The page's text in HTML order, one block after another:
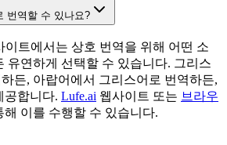
번역할 수 있나요?
이트에서는 상호 번역을 위해 어떤 소
유연하게 선택할 수 있습니다. 그리스
든, 아랍어에서 그리스어로 번역하든,
공합니다. Lufe.ai 웹사이트 또는 브라우
해 이를 수행할 수 있습니다.